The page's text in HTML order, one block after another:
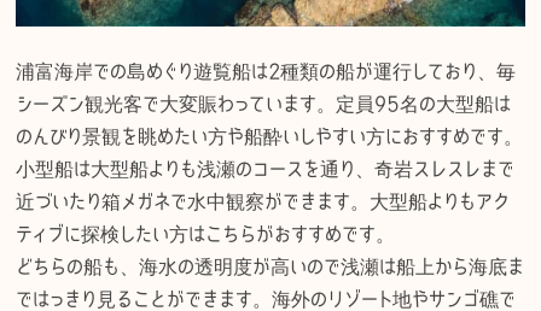
浦富海岸での島めぐり遊覧船は2種類の船が運行しており、毎
シーズン観光客で大変賑わっています。定員95名の大型船は
のんびり景観を眺めたい方や船酔いしやすい方におすすめです。
小型船は大型船よりも浅瀬のコースを通り、奇岩スレスレまで
近づいたり箱メガネで水中観察ができます。大型船よりもアク
ティブに探検したい方はこちらがおすすめです。
どちらの船も、海水の透明度が高いので浅瀬は船上から海底ま
ではっきり見ることができます。海外のリゾート地やサンゴ礁で